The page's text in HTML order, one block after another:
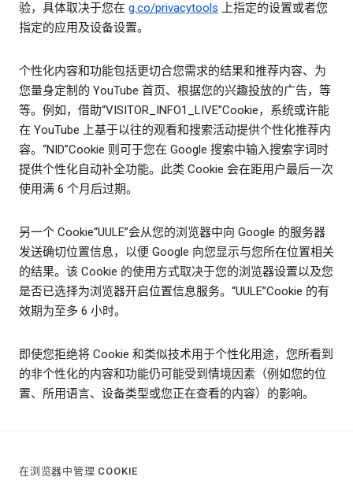
验，具体取决于您在 g.co/privacytools 上指定的设置或者您
指定的应用及设备设置。
个性化内容和功能包括更切合您需求的结果和推荐内容、为
您量身定制的 YouTube 首页、根据您的兴趣投放的广告，等
等。例如，借助“VISITOR_INFO1_LIVE”Cookie，系统或许能
在 YouTube 上基于以往的观看和搜索活动提供个性化推荐内
容。“NID”Cookie 则可于您在 Google 搜索中输入搜索字词时
提供个性化自动补全功能。此类 Cookie 会在距用户最后一次
使用满 6 个月后过期。
另一个 Cookie“UULE”会从您的浏览器中向 Google 的服务器
发送确切位置信息，以便 Google 向您显示与您所在位置相关
的结果。该 Cookie 的使用方式取决于您的浏览器设置以及您
是否已选择为浏览器开启位置信息服务。“UULE”Cookie 的有
效期为至多 6 小时。
即使您拒绝将 Cookie 和类似技术用于个性化用途，您所看到
的非个性化的内容和功能仍可能受到情境因素（例如您的位
置、所用语言、设备类型或您正在查看的内容）的影响。
在浏览器中管理 COOKIE